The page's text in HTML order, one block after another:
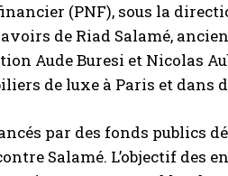
(PNF), sous la
de Riad Salamé,
Aude Buresi et Nicolas
de luxe à Paris et dans
par des fonds publics
Salamé. L’objectif des